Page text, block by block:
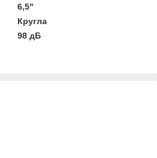
6,5"
Кругла
98 дБ